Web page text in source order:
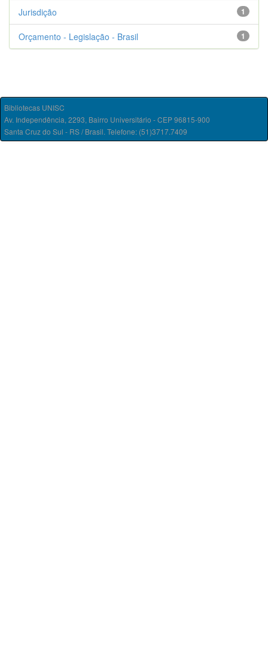
1
Jurisdição
1
Orçamento - Legislação - Brasil
Bibliotecas UNISC
Av. Independência, 2293, Bairro Universitário - CEP 96815-900
Santa Cruz do Sul - RS / Brasil. Telefone: (51)3717.7409